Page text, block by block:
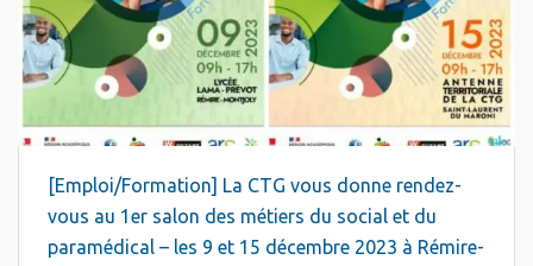
[Emploi/Formation] La CTG vous donne rendez-
vous au 1er salon des métiers du social et du
paramédical – les 9 et 15 décembre 2023 à Rémire-